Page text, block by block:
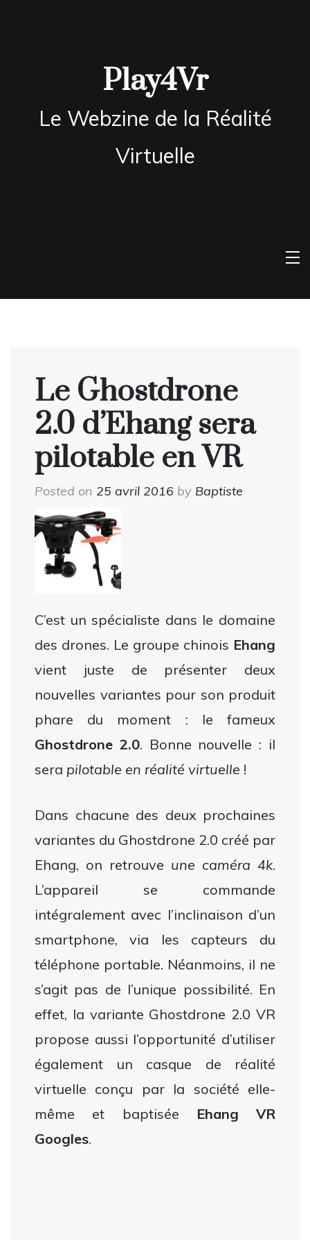
Play4Vr
Le Webzine de la Réalité
Virtuelle
Le Ghostdrone
2.0 d’Ehang sera
pilotable en VR
Posted on 25 avril 2016 by Baptiste
C’est un spécialiste dans le domaine
des drones. Le groupe chinois Ehang
vient juste de présenter deux
nouvelles variantes pour son produit
phare du moment : le fameux
Ghostdrone 2.0. Bonne nouvelle : il
sera pilotable en réalité virtuelle !
Dans chacune des deux prochaines
variantes du Ghostdrone 2.0 créé par
Ehang, on retrouve une caméra 4k.
L’appareil se commande
intégralement avec l’inclinaison d’un
smartphone, via les capteurs du
téléphone portable. Néanmoins, il ne
s’agit pas de l’unique possibilité. En
effet, la variante Ghostdrone 2.0 VR
propose aussi l’opportunité d’utiliser
également un casque de réalité
virtuelle conçu par la société elle-
même et baptisée Ehang VR
Googles.